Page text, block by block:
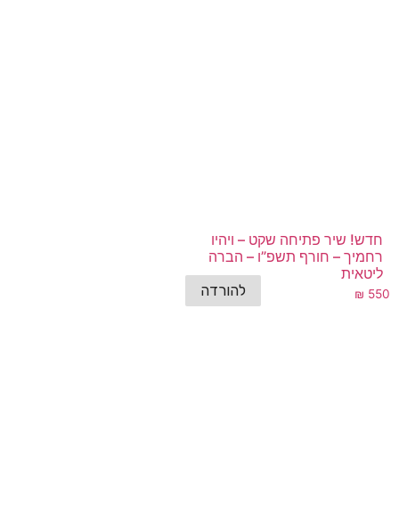
להורדה
חדש! שיר פתיחה שקט – ויהיו
רחמיך – חורף תשפ”ו – הברה
ליטאית
₪ 550